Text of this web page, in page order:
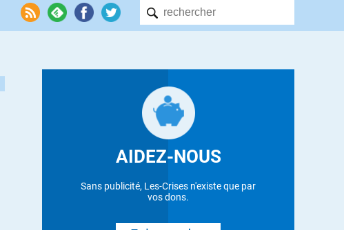
AIDEZ-NOUS
Sans publicité, Les-Crises n'existe que par
vos dons.